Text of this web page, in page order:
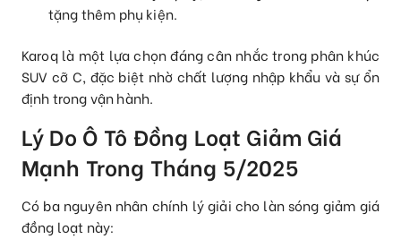
tặng thêm phụ kiện.
Karoq là một lựa chọn đáng cân nhắc trong phân khúc
SUV cỡ C, đặc biệt nhờ chất lượng nhập khẩu và sự ổn
định trong vận hành.
Lý Do Ô Tô Đồng Loạt Giảm Giá
Mạnh Trong Tháng 5/2025
Có ba nguyên nhân chính lý giải cho làn sóng giảm giá
đồng loạt này: